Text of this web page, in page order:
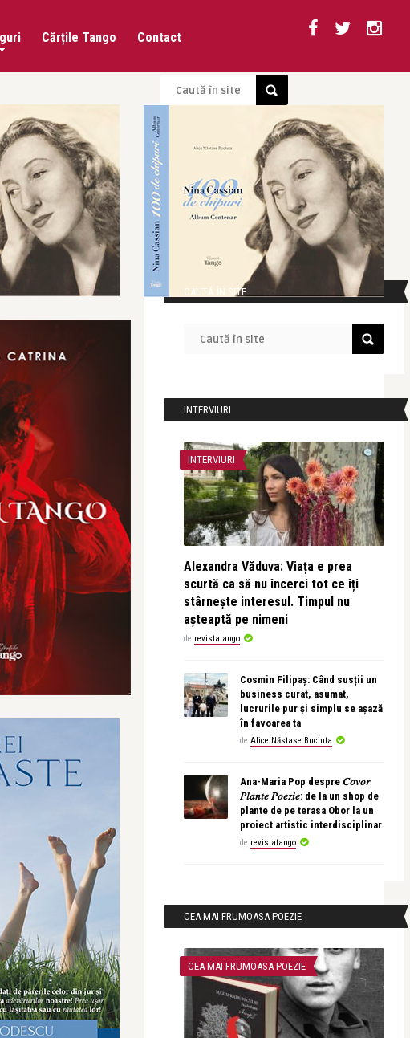
Cărțile Tango Contact
CAUTĂ ÎN SITE
INTERVIURI
INTERVIURI
Alexandra Văduva: Viața e prea
scurtă ca să nu încerci tot ce îți
stârnește interesul. Timpul nu
așteaptă pe nimeni
de revistatango
Cosmin Filipaș: Când susții un
business curat, asumat,
lucrurile pur și simplu se așază
în favoarea ta
de Alice Năstase Buciuta
Ana-Maria Pop despre 𝐶𝑜𝑣𝑜𝑟
𝑃𝑙𝑎𝑛𝑡𝑒 𝑃𝑜𝑒𝑧𝑖𝑒: de la un shop de
plante de pe terasa Obor la un
proiect artistic interdisciplinar
de revistatango
CEA MAI FRUMOASA POEZIE
CEA MAI FRUMOASA POEZIE